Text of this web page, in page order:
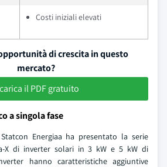
Costi iniziali elevati
di crescita in questo
mercato?
il PDF gratuito
a singola fase
Energiaa ha presentato la serie
X di inverter solari in 3 kW e 5 kW di
hanno caratteristiche aggiuntive